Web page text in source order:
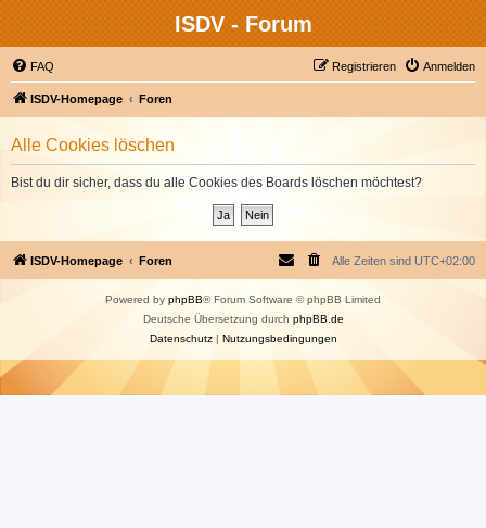
ISDV - Forum
FAQ Anmelden
Registrieren
ISDV-Homepage Foren
Alle Cookies löschen
Bist du dir sicher, dass du alle Cookies des Boards löschen möchtest?
ISDV-Homepage Foren Alle Zeiten sind UTC+02:00
Powered by phpBB® Forum Software © phpBB Limited
Deutsche Übersetzung durch phpBB.de
Datenschutz| Nutzungsbedingungen